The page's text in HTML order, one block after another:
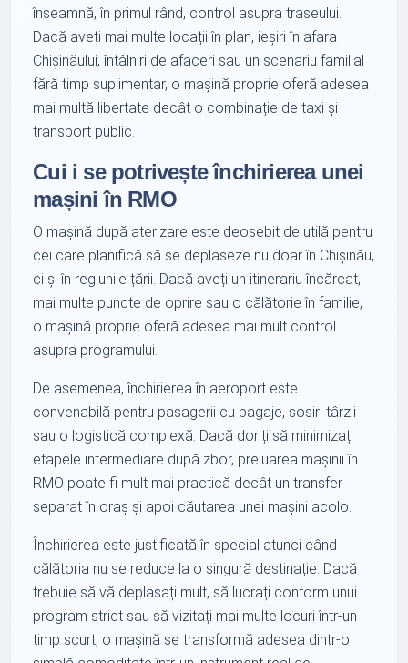
înseamnă, în primul rând, control asupra traseului.
Dacă aveți mai multe locații în plan, ieșiri în afara
Chișinăului, întâlniri de afaceri sau un scenariu familial
fără timp suplimentar, o mașină proprie oferă adesea
mai multă libertate decât o combinație de taxi și
transport public.
Cui i se potrivește închirierea unei
mașini în RMO
O mașină după aterizare este deosebit de utilă pentru
cei care planifică să se deplaseze nu doar în Chișinău,
ci și în regiunile țării. Dacă aveți un itinerariu încărcat,
mai multe puncte de oprire sau o călătorie în familie,
o mașină proprie oferă adesea mai mult control
asupra programului.
De asemenea, închirierea în aeroport este
convenabilă pentru pasagerii cu bagaje, sosiri târzii
sau o logistică complexă. Dacă doriți să minimizați
etapele intermediare după zbor, preluarea mașinii în
RMO poate fi mult mai practică decât un transfer
separat în oraș și apoi căutarea unei mașini acolo.
Închirierea este justificată în special atunci când
călătoria nu se reduce la o singură destinație. Dacă
trebuie să vă deplasați mult, să lucrați conform unui
program strict sau să vizitați mai multe locuri într-un
timp scurt, o mașină se transformă adesea dintr-o